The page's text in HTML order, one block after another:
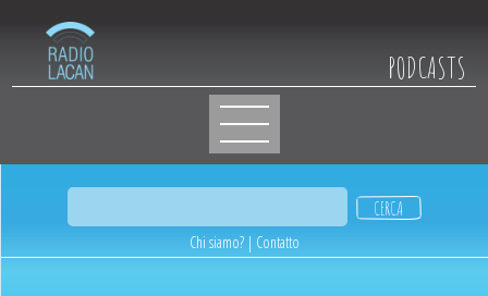
PODCASTS
Chi siamo? | Contatto